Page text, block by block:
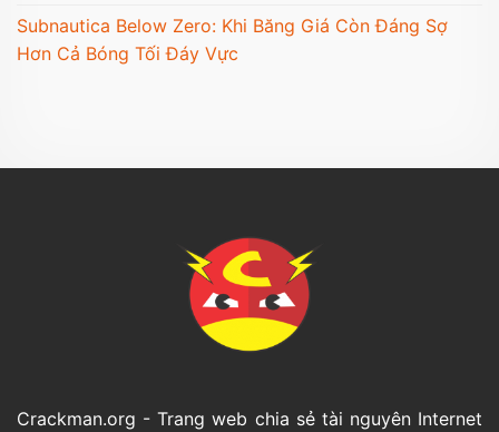
Subnautica Below Zero: Khi Băng Giá Còn Đáng Sợ
Hơn Cả Bóng Tối Đáy Vực
Crackman.org - Trang web chia sẻ tài nguyên Internet